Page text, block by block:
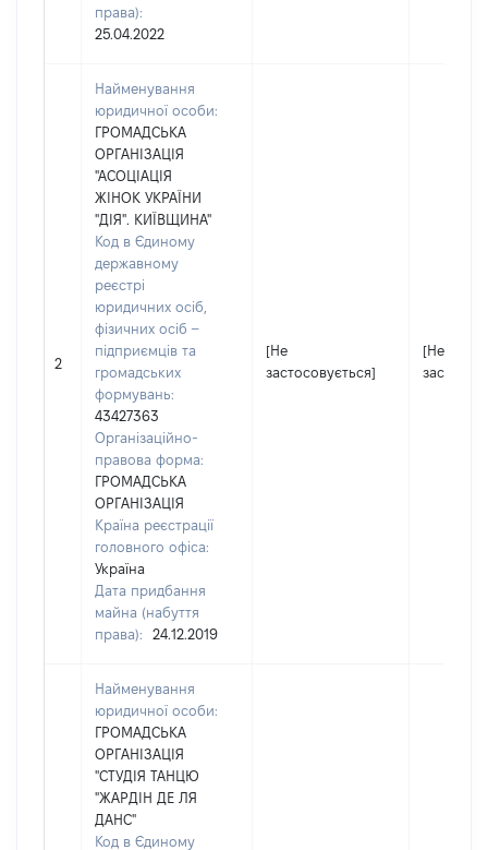
права):
25.04.2022
2
Найменування
юридичної особи:
ГРОМАДСЬКА
ОРГАНІЗАЦІЯ
"АСОЦІАЦІЯ
ЖІНОК УКРАЇНИ
"ДІЯ". КИЇВЩИНА"
Код в Єдиному
державному
реєстрі
юридичних осіб,
фізичних осіб –
підприємців та
громадських
формувань:
43427363
Організаційно-
правова форма:
ГРОМАДСЬКА
ОРГАНІЗАЦІЯ
Країна реєстрації
головного офіса:
Україна
Дата придбання
майна (набуття
права):
24.12.2019
[Не
застосовується]
[Не
Найменування
юридичної особи:
ГРОМАДСЬКА
ОРГАНІЗАЦІЯ
"СТУДІЯ ТАНЦЮ
"ЖАРДІН ДЕ ЛЯ
ДАНС"
Код в Єдиному